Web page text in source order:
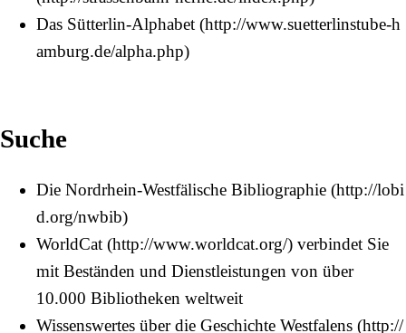
Das Sütterlin-Alphabet
Suche
Die Nordrhein-Westfälische Bibliographie
WorldCat
verbindet Sie
mit Beständen und Dienstleistungen von über
10.000 Bibliotheken weltweit
Wissenswertes über die Geschichte Westfalens